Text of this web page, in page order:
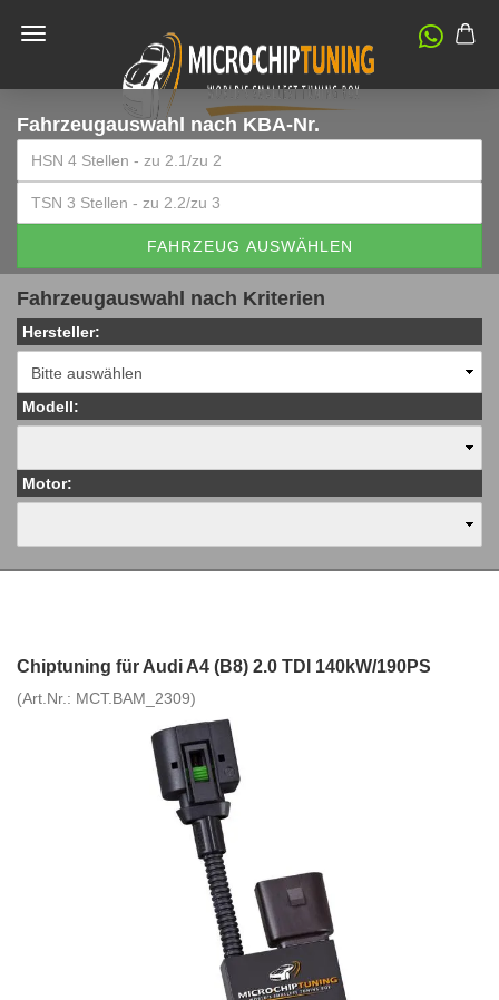
Fahrzeugauswahl nach KBA-Nr.
FAHRZEUG AUSWÄHLEN
Fahrzeugauswahl nach Kriterien
Hersteller:
Modell:
Motor:
Chiptuning für Audi A4 (B8) 2.0 TDI 140kW/190PS
(Art.Nr.: MCT.BAM_2309)